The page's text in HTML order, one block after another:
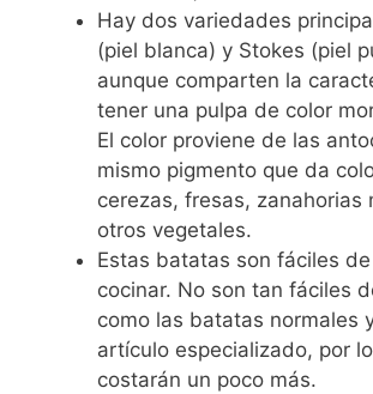
Hay dos variedades
(piel blanca) y Stokes (piel
aunque comparten la
tener una pulpa de color
El color proviene de las
mismo pigmento que da
cerezas, fresas, zanahorias
otros vegetales.
Estas batatas son fáciles
cocinar. No son tan fáciles
como las batatas normales
artículo especializado, por
costarán un poco más.